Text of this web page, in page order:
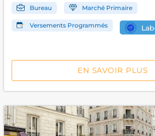
Bureau Marché Primaire
Versements Programmés
EN SAVOIR PLUS